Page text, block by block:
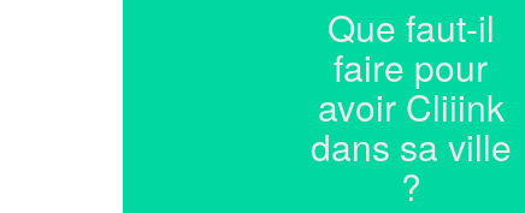
Que faut-il
faire pour
avoir Cliiink
dans sa ville
?